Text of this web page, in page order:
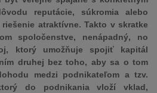
reputácie, súkromia alebo
atraktívne. Takto v skratke
spoločenstve, nenápadný, no
ktorý umožňuje spojiť kapitál
druhej bez toho, aby sa o tom
medzi podnikateľom a tzv.
do podnikania vloží vklad,